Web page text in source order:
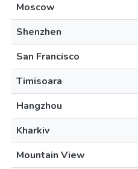
Moscow
Shenzhen
San Francisco
Timisoara
Hangzhou
Kharkiv
Mountain View